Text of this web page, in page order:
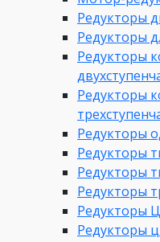
Редукторы
Редукторы
Редукторы
Редукторы
Редукторы
Редукторы
Редукторы
Редукторы
Редукторы
Редукторы